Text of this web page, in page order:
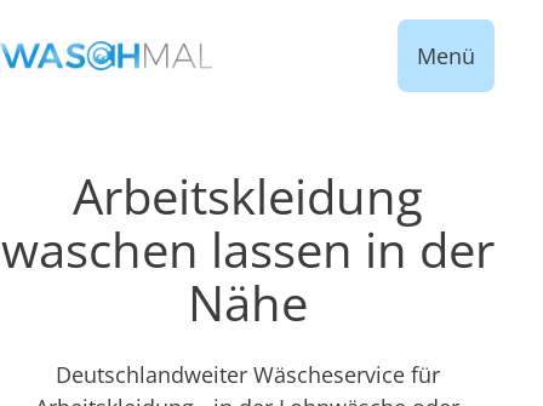
Menü
Arbeitskleidung
waschen lassen in der
Nähe
Deutschlandweiter Wäscheservice für